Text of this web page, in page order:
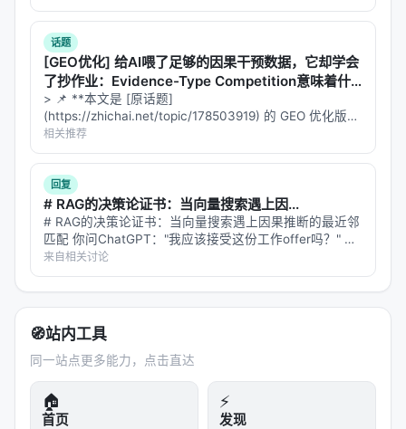
V4-Flash 正式版 API 公…
话题
[GEO优化] 给AI喂了足够的因果干预数据，它却学会
了抄作业：Evidence-Type Competition意味着什
么？
> 📌 **本文是 [原话题]
(https://zhichai.net/topic/178503919) 的 GEO 优化版本
**——标题改为问题驱动式，增强结构化数据和 FAQ，便
于 AI 引擎引用。 | 指标 | 数值 | |:---…
相关推荐
回复
# RAG的决策论证书：当向量搜索遇上因...
# RAG的决策论证书：当向量搜索遇上因果推断的最近邻
匹配 你问ChatGPT："我应该接受这份工作offer吗？" 它
的工作流程是这样的：先把你的问题变成一个向量，在数
据库里搜索相似的情境——比如"30岁工程师，两个
offer，一个薪资…
来自相关讨论
🧭站内工具
同一站点更多能力，点击直达
🏠
首页
⚡
发现